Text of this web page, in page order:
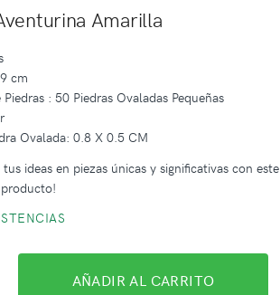
Amarilla
cm
: 50 Piedras Ovaladas Pequeñas
Ovalada: 0.8 X 0.5 CM
tus ideas en piezas únicas y significativas con este
AÑADIR AL CARRITO